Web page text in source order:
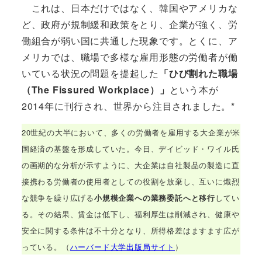
これは、日本だけではなく、韓国やアメリカな
ど、政府が規制緩和政策をとり、企業が強く、労
働組合が弱い国に共通した現象です。とくに、ア
メリカでは、職場で多様な雇用形態の労働者が働
いている状況の問題を提起した 「ひび割れた職場
（The Fissured Workplace）」 という本が
2014年に刊行され、世界から注目されました。*
20世紀の大半において、多くの労働者を雇用する大企業が米
国経済の基盤を形成していた。今日、デイビッド・ワイル氏
の画期的な分析が示すように、大企業は自社製品の製造に直
接携わる労働者の使用者としての役割を放棄し、互いに熾烈
な競争を繰り広げる小規模企業への業務委託へと移行してい
る。その結果、賃金は低下し、福利厚生は削減され、健康や
安全に関する条件は不十分となり、所得格差はますます広が
っている。（ハーバード大学出版局サイト ）